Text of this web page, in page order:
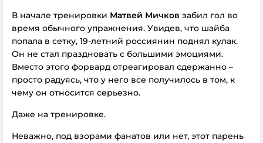
В начале тренировки Матвей Мичков забил гол во
время обычного упражнения. Увидев, что шайба
попала в сетку, 19-летний россиянин поднял кулак.
Он не стал праздновать с большими эмоциями.
Вместо этого форвард отреагировал сдержанно –
просто радуясь, что у него все получилось в том, к
чему он относится серьезно.
Даже на тренировке.
Неважно, под взорами фанатов или нет, этот парень